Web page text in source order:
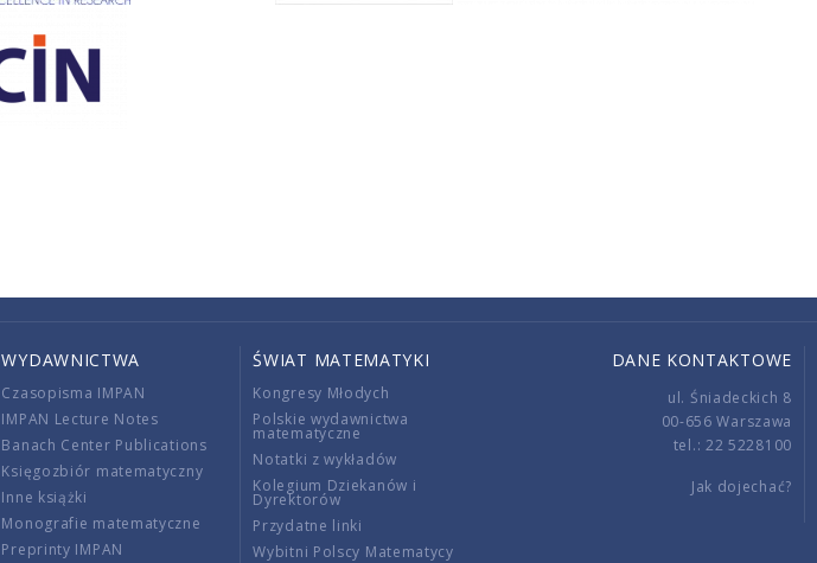
WYDAWNICTWA
Czasopisma IMPAN
IMPAN Lecture Notes
Banach Center Publications
Księgozbiór matematyczny
Inne książki
Monografie matematyczne
Preprinty IMPAN
ŚWIAT MATEMATYKI
Kongresy Młodych
Polskie wydawnictwa
matematyczne
Notatki z wykładów
Kolegium Dziekanów i
Dyrektorów
Przydatne linki
Wybitni Polscy Matematycy
DANE KONTAKTOWE
ul. Śniadeckich 8
00-656 Warszawa
tel.: 22 5228100
Jak dojechać?